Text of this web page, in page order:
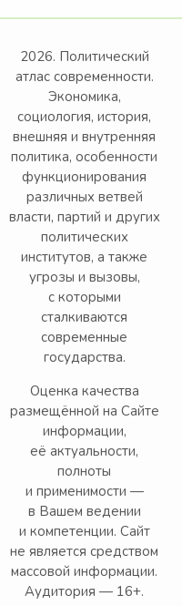
2026. Политический
атлас современности.
Экономика,
социология, история,
внешняя и внутренняя
политика, особенности
функционирования
различных ветвей
власти, партий и других
политических
институтов, а также
угрозы и вызовы,
с которыми
сталкиваются
современные
государства.
Оценка качества
размещённой на Сайте
информации,
её актуальности,
полноты
и применимости —
в Вашем ведении
и компетенции. Сайт
не является средством
массовой информации.
Аудитория — 16+.